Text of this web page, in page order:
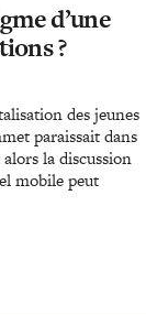
d’une
?
des jeunes
paraissait dans
la discussion
mobile peut